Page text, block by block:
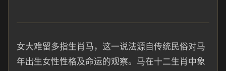
女大难留多指生肖马，这一说法源自传统民俗对马
年出生女性性格及命运的观察。马在十二生肖中象